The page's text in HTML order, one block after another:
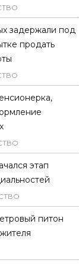
задержали под
продать
этап
питон